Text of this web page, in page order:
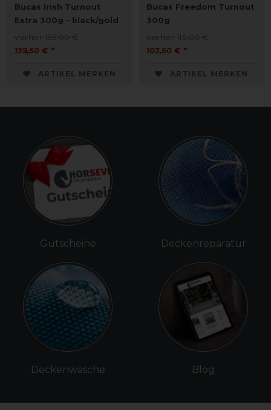
Bucas Irish Turnout
Extra 300g - black/gold
vorher 155,00 €
139,50 € *
ARTIKEL MERKEN
Bucas Freedom Turnout
300g
vorher 115,00 €
103,50 € *
ARTIKEL MERKEN
Gutscheine
Deckenwäsche
Deckenreparatur
Blog